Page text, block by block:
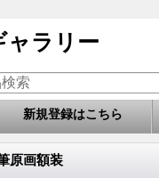
ャラリー
新規登録はこちら
原画額装